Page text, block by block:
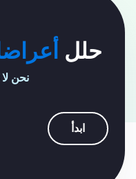
حلل
نحن
ابدأ